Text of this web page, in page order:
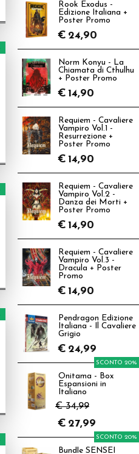
Rook Exodus -
Edizione Italiana +
Poster Promo
€ 24,90
Norm Konyu - La
Chiamata di Cthulhu
+ Poster Promo
€ 14,90
Requiem - Cavaliere
Vampiro Vol.1 -
Resurrezione +
Poster Promo
€ 14,90
Requiem - Cavaliere
Vampiro Vol.2 -
Danza dei Morti +
Poster Promo
€ 14,90
Requiem - Cavaliere
Vampiro Vol.3 -
Dracula + Poster
Promo
€ 14,90
Pendragon Edizione
Italiana - Il Cavaliere
Grigio
€ 24,99
Onitama - Box
Espansioni in
Italiano
€ 34,99
SCONTO 20%
€ 27,99
Bundle SENSEI
SCONTO 20%